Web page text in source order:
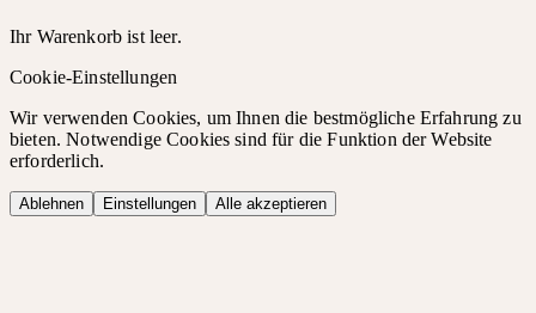
Ihr Warenkorb ist leer.
Cookie-Einstellungen
Wir verwenden Cookies, um Ihnen die bestmögliche Erfahrung zu
bieten. Notwendige Cookies sind für die Funktion der Website
erforderlich.
Ablehnen Einstellungen Alle akzeptieren